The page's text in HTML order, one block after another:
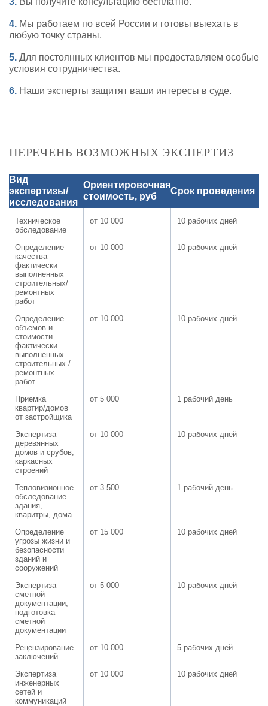
4. Мы работаем по всей России и готовы выехать в
любую точку страны.
5. Для постоянных клиентов мы предоставляем особые
условия сотрудничества.
6. Наши эксперты защитят ваши интересы в суде.
ПЕРЕЧЕНЬ ВОЗМОЖНЫХ ЭКСПЕРТИЗ
Вид
экспертизы/
исследования
Ориентировочная
стоимость, руб
Срок проведения
Техническое
обследование
от 10 000 10 рабочих дней
Определение
качества
фактически
выполненных
строительных/
ремонтных
работ
от 10 000 10 рабочих дней
Определение
объемов и
стоимости
фактически
выполненных
строительных /
ремонтных
работ
от 10 000 10 рабочих дней
Приемка
квартир/домов
от застройщика
от 5 000 1 рабочий день
Экспертиза
деревянных
домов и срубов,
каркасных
строений
от 10 000 10 рабочих дней
Тепловизионное
обследование
здания,
кваритры, дома
от 3 500 1 рабочий день
Определение
угрозы жизни и
безопасности
зданий и
сооружений
от 15 000 10 рабочих дней
Экспертиза
сметной
документации,
подготовка
сметной
документации
от 5 000 10 рабочих дней
Рецензирование
заключений
от 10 000 5 рабочих дней
Экспертиза
инженерных
сетей и
коммуникаций
от 10 000 10 рабочих дней